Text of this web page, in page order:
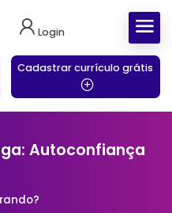
Login
Cadastrar currículo grátis
Autoconfiança